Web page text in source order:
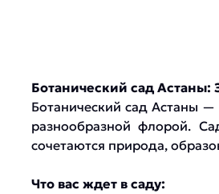
Ботанический сад
Ботанический сад Астаны —
разнообразной флорой.
сочетаются природа,
Что вас ждет в саду: